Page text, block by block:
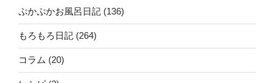
ぷかぷかお風呂日記 (136)
もろもろ日記 (264)
コラム (20)